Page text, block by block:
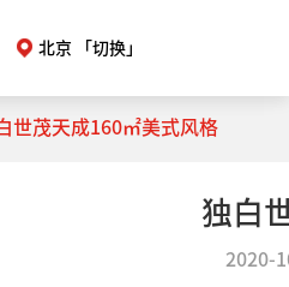
北京 「切换」
世茂天成160㎡美式风格
独白
2020-